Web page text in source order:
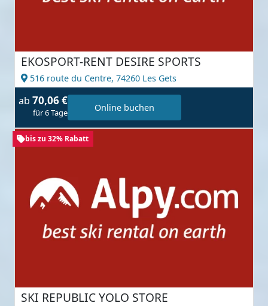
EKOSPORT-RENT DESIRE SPORTS
516 route du Centre, 74260 Les Gets
ab 70,06 €
für 6 Tage Online buchen
bis zu 32% Rabatt
SKI REPUBLIC YOLO STORE